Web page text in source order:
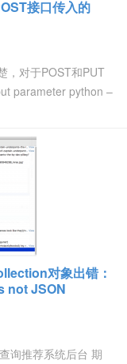
接口传入的
，对于POST和PUT
parameter python –
对象出错：
not JSON
询推荐系统后台 期